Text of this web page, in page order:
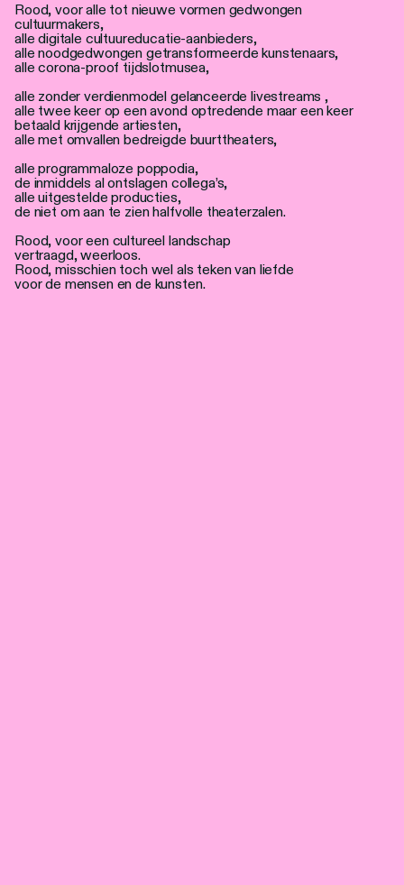
Rood, voor alle tot nieuwe vormen gedwongen
cultuurmakers,
alle digitale cultuureducatie-aanbieders,
alle noodgedwongen getransformeerde kunstenaars,
alle corona-proof tijdslotmusea,
alle zonder verdienmodel gelanceerde livestreams ,
alle twee keer op een avond optredende maar een keer
betaald krijgende artiesten,
alle met omvallen bedreigde buurttheaters,
alle programmaloze poppodia,
de inmiddels al ontslagen collega’s,
alle uitgestelde producties,
de niet om aan te zien halfvolle theaterzalen.
Rood, voor een cultureel landschap
vertraagd, weerloos.
Rood, misschien toch wel als teken van liefde
voor de mensen en de kunsten.